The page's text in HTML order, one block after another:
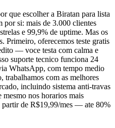
que escolher a Biratan para lista
por si: mais de 3.000 clientes
e 99,9% de uptime. Mas os
Primeiro, oferecemos teste gratis
— voce testa com calma e
suporte tecnico funciona 24
WhatsApp, com tempo medio
trabalhamos com as melhores
incluindo sistema anti-travas
nos horarios mais
de R$19,99/mes — ate 80%